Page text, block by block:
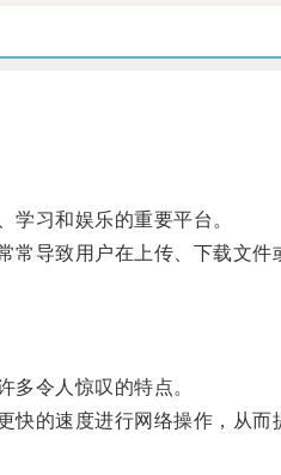
习和娱乐的重要平台。
导致用户在上传、下载文件
令人惊叹的特点。
的速度进行网络操作，从而